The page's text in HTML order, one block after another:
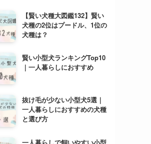
【賢い犬種大図鑑132】賢い
犬種の2位はプードル、1位の
犬種は？
賢い小型犬ランキングTop10
｜一人暮らしにおすすめ
抜け毛が少ない小型犬5選｜
一人暮らしにおすすめの犬種
と選び方
一人暮らしで飼いやすい小型